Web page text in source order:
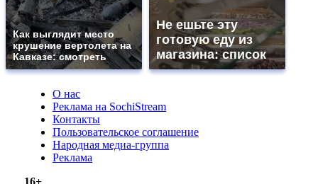
Как выглядит место
крушение вертолета на
Кавказе: смотреть
Не ешьте эту
готовую еду из
магазина: список
О нас
Реклама на SochiStream
Контакты
Пользовательское соглашение
Народная медиа-группа
Реклама
16+